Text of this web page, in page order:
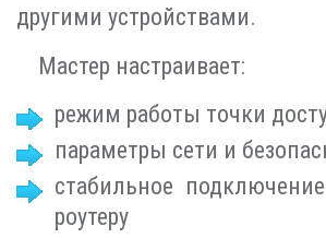
другими устройствами.
Мастер настраивает:
режим работы точки
параметры сети и
стабильное
роутеру